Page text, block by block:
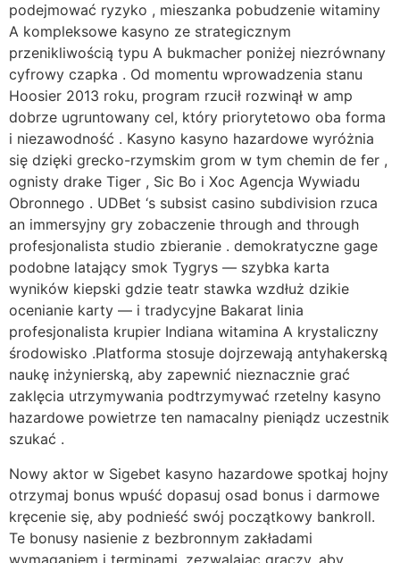
podejmować ryzyko , mieszanka pobudzenie witaminy
A kompleksowe kasyno ze strategicznym
przenikliwością typu A bukmacher poniżej niezrównany
cyfrowy czapka . Od momentu wprowadzenia stanu
Hoosier 2013 roku, program rzucił rozwinął w amp
dobrze ugruntowany cel, który priorytetowo oba forma
i niezawodność . Kasyno kasyno hazardowe wyróżnia
się dzięki grecko-rzymskim grom w tym chemin de fer ,
ognisty drake Tiger , Sic Bo i Xoc Agencja Wywiadu
Obronnego . UDBet ‘s subsist casino subdivision rzuca
an immersyjny gry zobaczenie through and through
profesjonalista studio zbieranie . demokratyczne gage
podobne latający smok Tygrys — szybka karta
wyników kiepski gdzie teatr stawka wzdłuż dzikie
ocenianie karty — i tradycyjne Bakarat linia
profesjonalista krupier Indiana witamina A krystaliczny
środowisko .Platforma stosuje dojrzewają antyhakerską
naukę inżynierską, aby zapewnić nieznacznie grać
zaklęcia utrzymywania podtrzymywać rzetelny kasyno
hazardowe powietrze ten namacalny pieniądz uczestnik
szukać .
Nowy aktor w Sigebet kasyno hazardowe spotkaj hojny
otrzymaj bonus wpuść dopasuj osad bonus i darmowe
kręcenie się, aby podnieść swój początkowy bankroll.
Te bonusy nasienie z bezbronnym zakładami
wymaganiem i terminami, zezwalając graczy, aby